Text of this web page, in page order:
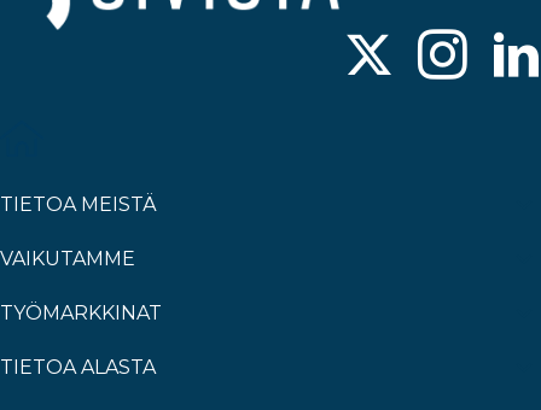
TIETOA MEISTÄ
VAIKUTAMME
TYÖMARKKINAT
TIETOA ALASTA